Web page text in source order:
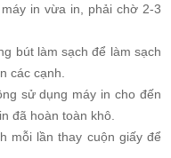
in vừa in, phải chờ 2-3
bút làm sạch để làm sạch
các cạnh.
sử dụng máy in cho đến
đã hoàn toàn khô.
mỗi lần thay cuộn giấy để